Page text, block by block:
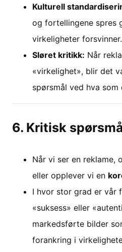
Kulturell
og fortellingene spres
virkeligheter forsvinner.
Sløret kritikk: Når
«virkelighet», blir det
spørsmål ved hva som
6. Kritisk
Når vi ser en reklame,
eller opplever vi en
I hvor stor grad er vår
«suksess» eller
markedsførte bilder
forankring i